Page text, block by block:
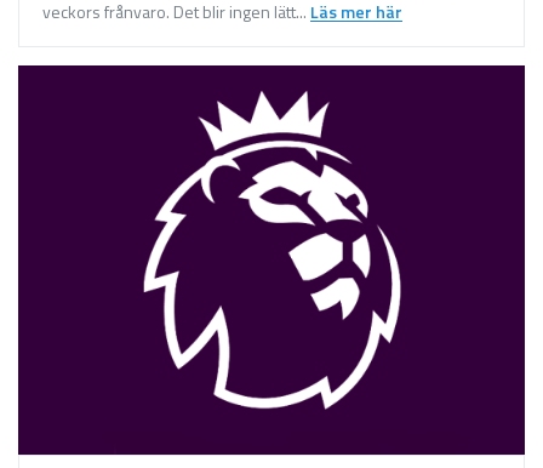
veckors frånvaro. Det blir ingen lätt... Läs mer här